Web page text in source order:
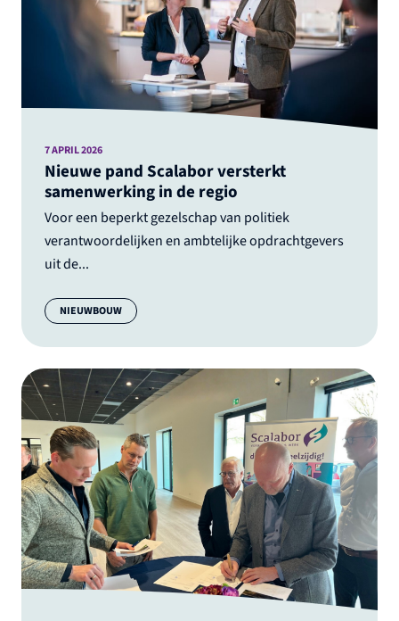
Nieuwe pand Scalabor versterkt
samenwerking in de regio
Voor een beperkt gezelschap van politiek
verantwoordelijken en ambtelijke opdrachtgevers
uit de...
7 APRIL 2026
Categorie:
NIEUWBOUW